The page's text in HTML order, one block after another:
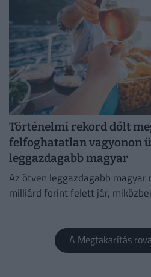
Történelmi rekord dőlt
felfoghatatlan vagyonon
leggazdagabb magyar
Az ötven leggazdagabb
milliárd forint felett jár,
A Megtakarítás